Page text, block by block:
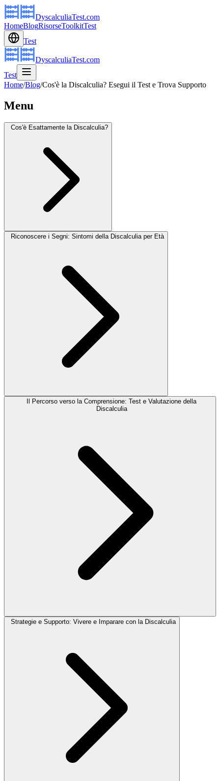
DyscalculiaTest.com
HomeBlogRisorseToolkitTest
Test
DyscalculiaTest.com
Test
Home/Blog/Cos'è la Discalculia? Esegui il Test e Trova Supporto
Menu
Cos'è Esattamente la Discalculia?
Riconoscere i Segni: Sintomi della Discalculia per Età
Il Percorso verso la Comprensione: Test e Valutazione della
Discalculia
Strategie e Supporto: Vivere e Imparare con la Discalculia